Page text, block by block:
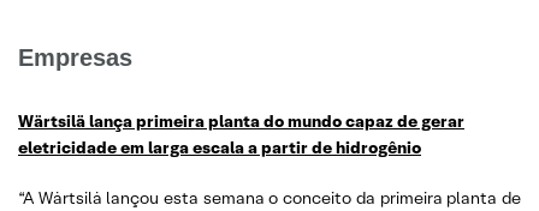
Empresas
Wärtsilä lança primeira planta do mundo capaz de gerar
eletricidade em larga escala a partir de hidrogênio
“A Wärtsilä lançou esta semana o conceito da primeira planta de